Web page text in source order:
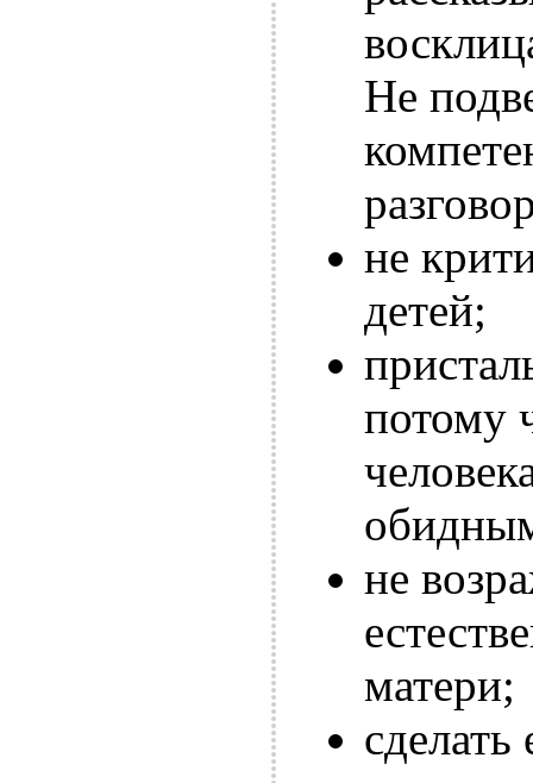
Не
не
детей;
потому
не
матери;